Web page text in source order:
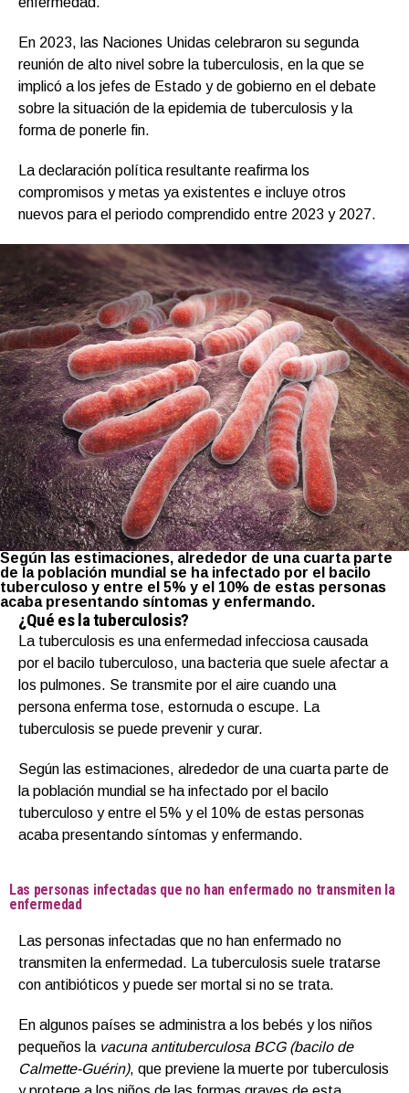
En 2023, las Naciones Unidas celebraron su segunda
reunión de alto nivel sobre la tuberculosis, en la que se
implicó a los jefes de Estado y de gobierno en el debate
sobre la situación de la epidemia de tuberculosis y la
forma de ponerle fin.
La declaración política resultante reafirma los
compromisos y metas ya existentes e incluye otros
nuevos para el periodo comprendido entre 2023 y 2027.
Según las estimaciones, alrededor de una cuarta parte
de la población mundial se ha infectado por el bacilo
tuberculoso y entre el 5% y el 10% de estas personas
acaba presentando síntomas y enfermando.
¿Qué es la tuberculosis?
La tuberculosis es una enfermedad infecciosa causada
por el bacilo tuberculoso, una bacteria que suele afectar a
los pulmones. Se transmite por el aire cuando una
persona enferma tose, estornuda o escupe. La
tuberculosis se puede prevenir y curar.
Según las estimaciones, alrededor de una cuarta parte de
la población mundial se ha infectado por el bacilo
tuberculoso y entre el 5% y el 10% de estas personas
acaba presentando síntomas y enfermando.
Las personas infectadas que no han enfermado no transmiten la
enfermedad
Las personas infectadas que no han enfermado no
transmiten la enfermedad. La tuberculosis suele tratarse
con antibióticos y puede ser mortal si no se trata.
En algunos países se administra a los bebés y los niños
pequeños la vacuna antituberculosa BCG (bacilo de
Calmette-Guérin), que previene la muerte por tuberculosis